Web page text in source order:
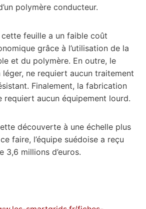
polymère conducteur.
feuille a un faible coût
grâce à l’utilisation de la
et du polymère. En outre, le
ne requiert aucun traitement
Finalement, la fabrication
requiert aucun équipement lourd.
découverte à une échelle plus
faire, l’équipe suédoise a reçu
3,6 millions d’euros.